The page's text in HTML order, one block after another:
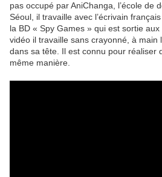
pas occupé par AniChanga, l’école de
Séoul, il travaille avec l’écrivain
la BD « Spy Games » qui est sortie
vidéo il travaille sans crayonné, à main
dans sa tête. Il est connu pour réaliser
même manière.